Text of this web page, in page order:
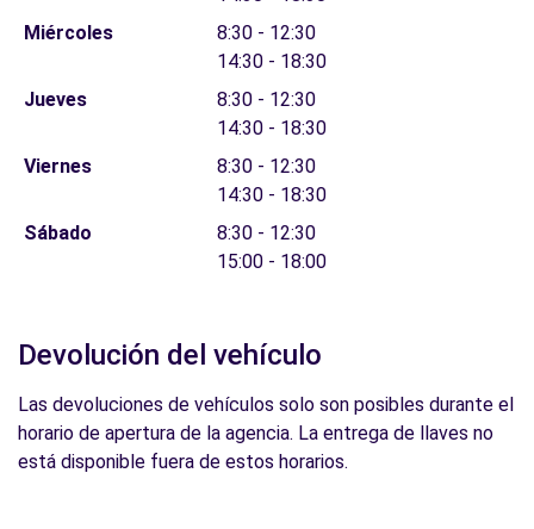
Miércoles
8:30 - 12:30
14:30 - 18:30
Jueves
8:30 - 12:30
14:30 - 18:30
Viernes
8:30 - 12:30
14:30 - 18:30
Sábado
8:30 - 12:30
15:00 - 18:00
Devolución del vehículo
Las devoluciones de vehículos solo son posibles durante el
horario de apertura de la agencia. La entrega de llaves no
está disponible fuera de estos horarios.